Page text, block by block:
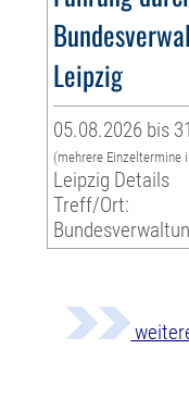
Leipzig
05.08.2026 bis
(mehrere Einzeltermine
Leipzig Details
Treff/Ort: